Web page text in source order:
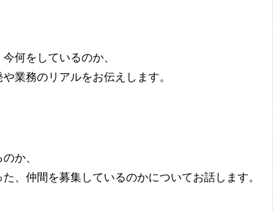
何をしているのか、
業務のリアルをお伝えします。
か、
、仲間を募集しているのかについてお話します。